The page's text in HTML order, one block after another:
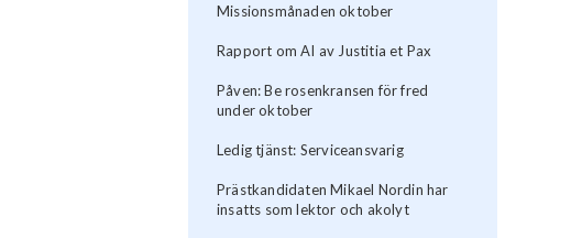
Missionsmånaden oktober
Rapport om AI av Justitia et Pax
Påven: Be rosenkransen för fred
under oktober
Ledig tjänst: Serviceansvarig
Prästkandidaten Mikael Nordin har
insatts som lektor och akolyt